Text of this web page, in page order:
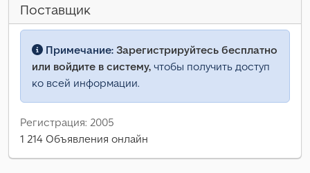
Поставщик
Примечание: Зарегистрируйтесь бесплатно
или войдите в систему, чтобы получить доступ
ко всей информации.
Регистрация: 2005
1 214 Объявления онлайн